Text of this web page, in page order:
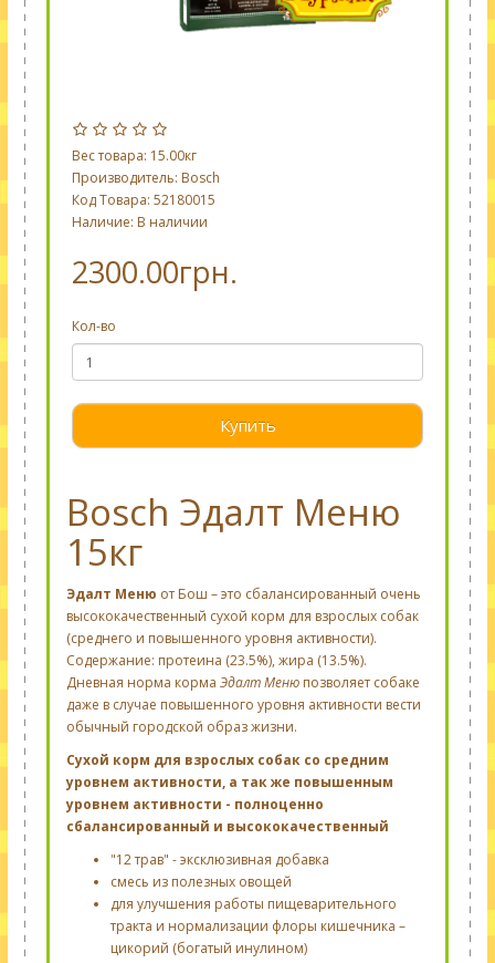
Вес товара: 15.00кг
Производитель: Bosch
Код Товара: 52180015
Наличие: В наличии
2300.00грн.
Кол-во
Купить
Bosch Эдалт Меню
15кг
Эдалт Меню от Бош – это сбалансированный очень
высококачественный сухой корм для взрослых собак
(среднего и повышенного уровня активности).
Содержание: протеина (23.5%), жира (13.5%).
Дневная норма корма Эдалт Меню позволяет собаке
даже в случае повышенного уровня активности вести
обычный городской образ жизни.
Сухой корм для взрослых собак со средним
уровнем активности, а так же повышенным
уровнем активности - полноценно
сбалансированный и высококачественный
"12 трав" - эксклюзивная добавка
смесь из полезных овощей
для улучшения работы пищеварительного
тракта и нормализации флоры кишечника –
цикорий (богатый инулином)